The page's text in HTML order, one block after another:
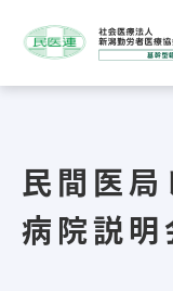
民間医
病院説明